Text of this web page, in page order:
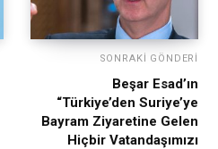
SONRAKI GÖNDERI
Beşar Esad’ın
“Türkiye’den Suriye’ye
Bayram Ziyaretine Gelen
Hiçbir Vatandaşımızı